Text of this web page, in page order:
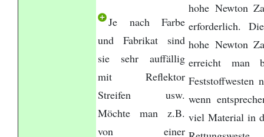
Je nach Farbe
und Fabrikat sind
sie sehr auffällig
mit Reflektor
Streifen usw.
Möchte man z.B.
von einer
hohe Newton
erforderlich.
hohe Newton
erreicht man
Feststoffwesten
wenn
viel Material in